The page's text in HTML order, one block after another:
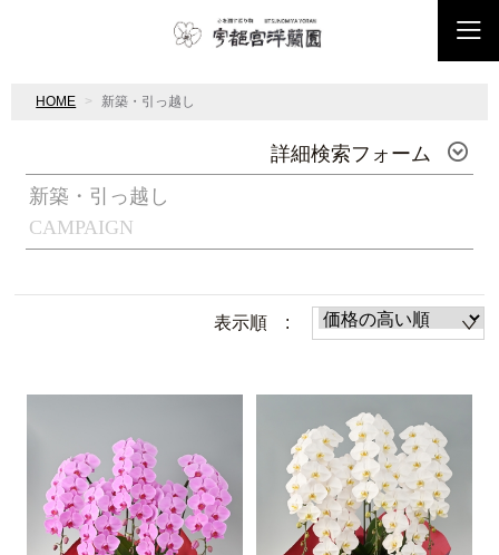
HOME 新築・引っ越し
詳細検索フォーム
CAMPAIGN
新築・引っ越し
表示順 :